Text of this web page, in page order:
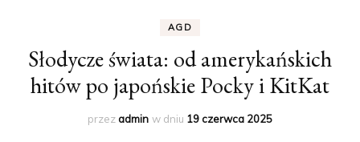
AGD
Słodycze świata: od amerykańskich
hitów po japońskie Pocky i KitKat
przezadmin w dniu 19 czerwca 2025